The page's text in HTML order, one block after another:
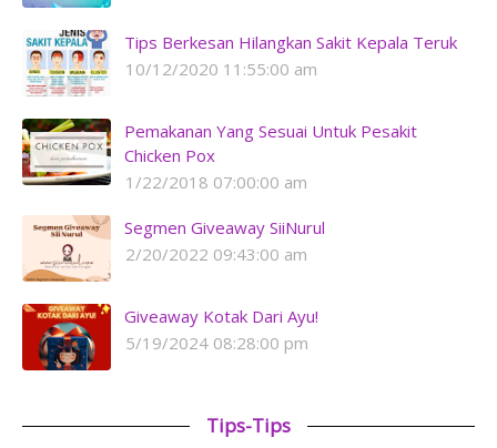
Tips Berkesan Hilangkan Sakit Kepala Teruk
10/12/2020 11:55:00 am
Pemakanan Yang Sesuai Untuk Pesakit
Chicken Pox
1/22/2018 07:00:00 am
Segmen Giveaway SiiNurul
2/20/2022 09:43:00 am
Giveaway Kotak Dari Ayu!
5/19/2024 08:28:00 pm
Tips-Tips